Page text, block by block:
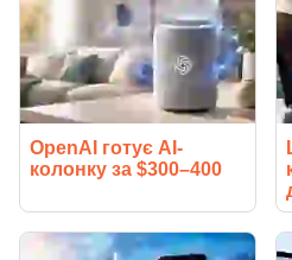
OpenAI готує AI-
колонку за $300–400